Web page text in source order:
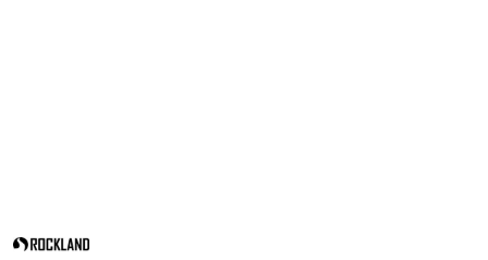
NAZWA
PRODUCENTA: